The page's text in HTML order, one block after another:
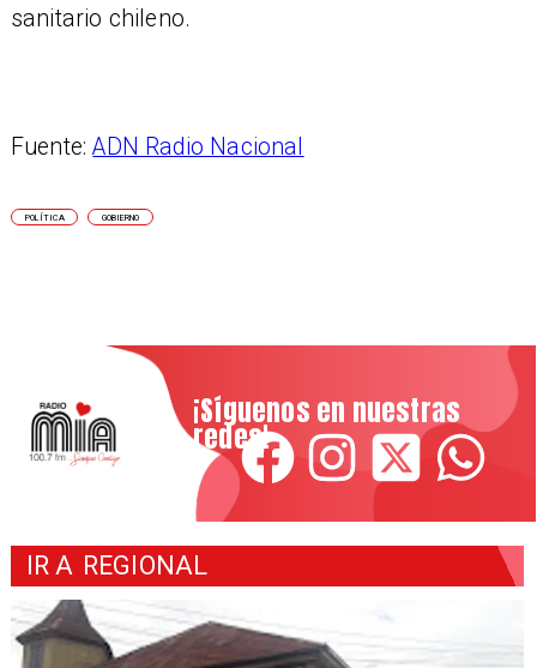
sanitario chileno.
Fuente:ADN Radio Nacional
POLÍTICA GOBIERNO
¡Síguenos en nuestras
redes!
IR A REGIONAL